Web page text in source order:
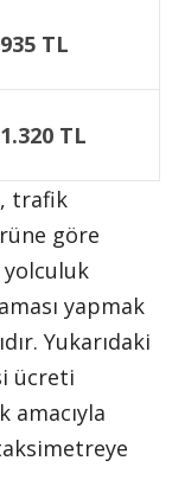
935 TL
1.320 TL
trafik
göre
yapmak
Yukarıdaki
ücreti
amacıyla